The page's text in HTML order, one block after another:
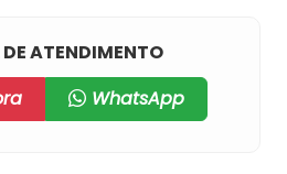
ATENDIMENTO
WhatsApp